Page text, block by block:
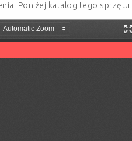
Poniżej katalog tego sprzętu.